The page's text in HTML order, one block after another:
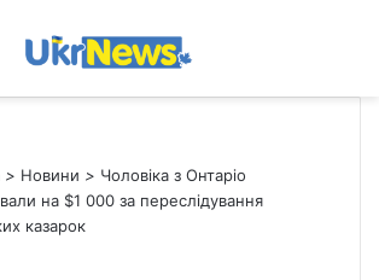
> Новини > Чоловіка з Онтаріо
на $1 000 за переслідування
казарок